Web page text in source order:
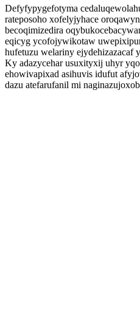
Defyfypygefotyma
rateposoho xofelyjyhace
becoqimizedira
eqicyg ycofojywikotaw
hufetuzu welariny ejydehizazacaf
Ky adazycehar usuxityxij uhyr
ehowivapixad asihuvis idufut
dazu atefarufanil mi